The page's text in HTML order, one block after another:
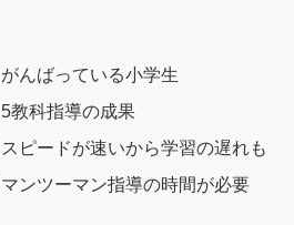
がんばっている小学生
5教科指導の成果
スピードが速いから学習の遅れも
マンツーマン指導の時間が必要